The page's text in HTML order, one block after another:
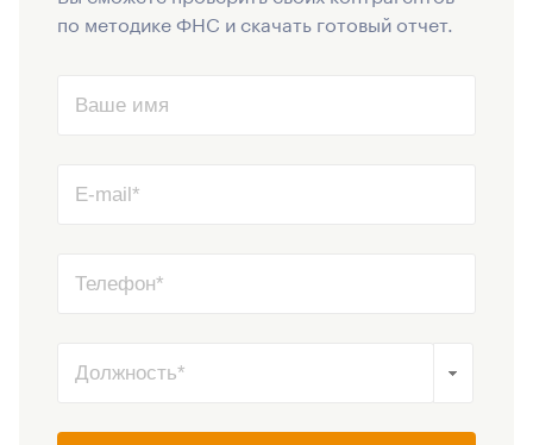
по методике ФНС и скачать готовый отчет.